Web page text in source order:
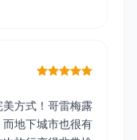
方式！哥雷梅露
地下城市也很有